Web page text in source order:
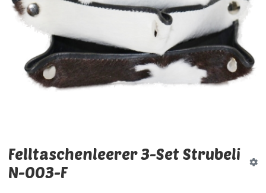
Felltaschenleerer 3-Set Strubeli
N-003-F